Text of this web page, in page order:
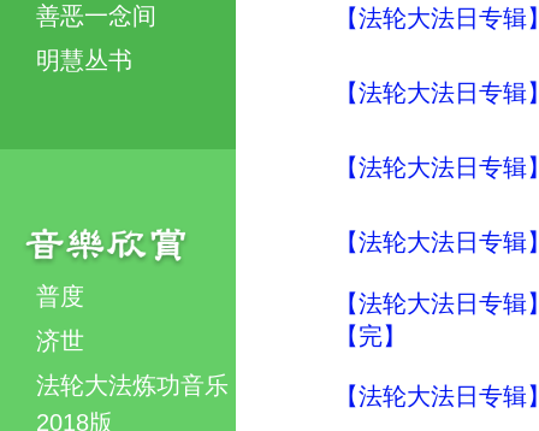
善恶一念间
明慧丛书
普度
济世
法轮大法炼功音乐
2018版
【法轮大法日专
【法轮大法日专
【法轮大法日专
【法轮大法日专
【法轮大法日专
【完】
【法轮大法日专